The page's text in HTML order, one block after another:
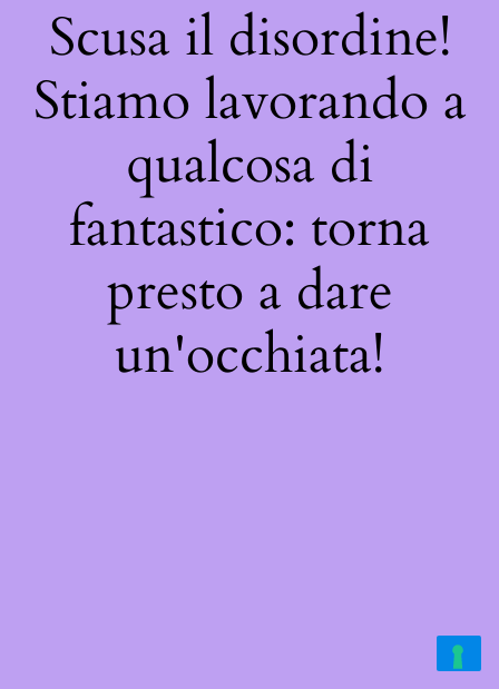
Scusa il disordine!
Stiamo lavorando a
qualcosa di
fantastico: torna
presto a dare
un'occhiata!